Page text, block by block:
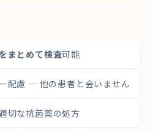
まとめて検査可能
配慮 — 他の患者と会いません
切な抗菌薬の処方